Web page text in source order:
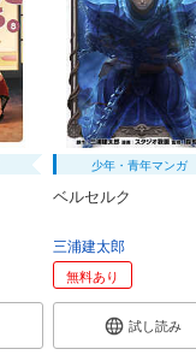
少年・青年マンガ
ベルセルク
三浦建太郎
無料あり
試し読み